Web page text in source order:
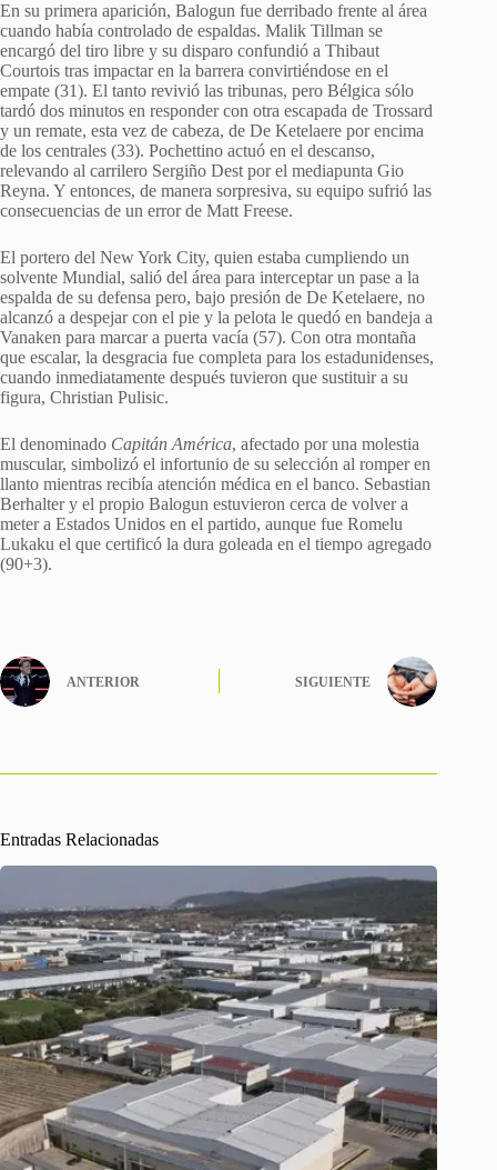
En su primera aparición, Balogun fue derribado frente al área
cuando había controlado de espaldas. Malik Tillman se
encargó del tiro libre y su disparo confundió a Thibaut
Courtois tras impactar en la barrera convirtiéndose en el
empate (31). El tanto revivió las tribunas, pero Bélgica sólo
tardó dos minutos en responder con otra escapada de Trossard
y un remate, esta vez de cabeza, de De Ketelaere por encima
de los centrales (33). Pochettino actuó en el descanso,
relevando al carrilero Sergiño Dest por el mediapunta Gio
Reyna. Y entonces, de manera sorpresiva, su equipo sufrió las
consecuencias de un error de Matt Freese.
El portero del New York City, quien estaba cumpliendo un
solvente Mundial, salió del área para interceptar un pase a la
espalda de su defensa pero, bajo presión de De Ketelaere, no
alcanzó a despejar con el pie y la pelota le quedó en bandeja a
Vanaken para marcar a puerta vacía (57). Con otra montaña
que escalar, la desgracia fue completa para los estadunidenses,
cuando inmediatamente después tuvieron que sustituir a su
figura, Christian Pulisic.
El denominado Capitán América, afectado por una molestia
muscular, simbolizó el infortunio de su selección al romper en
llanto mientras recibía atención médica en el banco. Sebastian
Berhalter y el propio Balogun estuvieron cerca de volver a
meter a Estados Unidos en el partido, aunque fue Romelu
Lukaku el que certificó la dura goleada en el tiempo agregado
(90+3).
ANTERIOR SIGUIENTE
Entradas Relacionadas